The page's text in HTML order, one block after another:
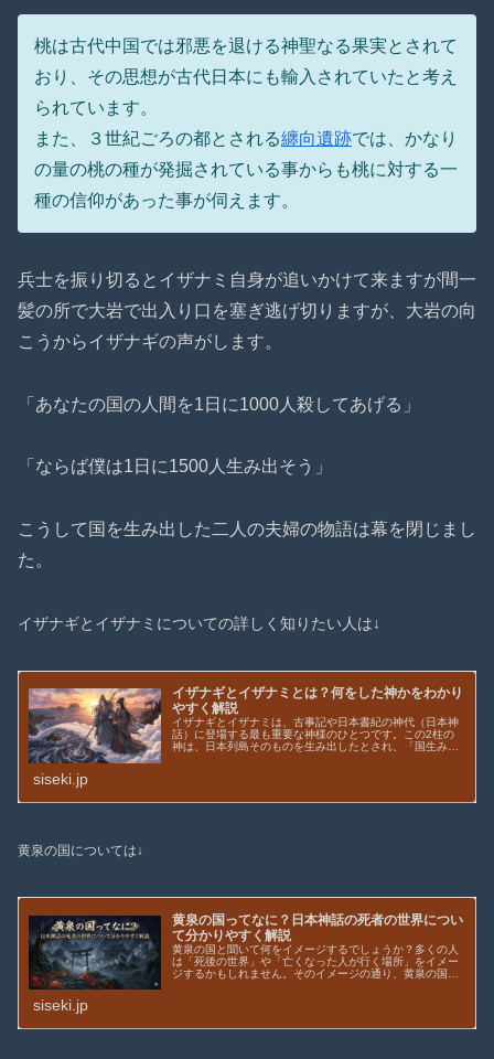
桃は古代中国では邪悪を退ける神聖なる果実とされて
おり、その思想が古代日本にも輸入されていたと考え
られています。
また、３世紀ごろの都とされる纏向遺跡では、かなり
の量の桃の種が発掘されている事からも桃に対する一
種の信仰があった事が伺えます。
兵士を振り切るとイザナミ自身が追いかけて来ますが間一
髪の所で大岩で出入り口を塞ぎ逃げ切りますが、大岩の向
こうからイザナギの声がします。
「あなたの国の人間を1日に1000人殺してあげる」
「ならば僕は1日に1500人生み出そう」
こうして国を生み出した二人の夫婦の物語は幕を閉じまし
た。
イザナギとイザナミについての詳しく知りたい人は↓
イザナギとイザナミとは？何をした神かをわかり
やすく解説
イザナギとイザナミは、古事記や日本書紀の神代（日本神
話）に登場する最も重要な神様のひとつです。この2柱の
神は、日本列島そのものを生み出したとされ、「国生み神
siseki.jp
黄泉の国については↓
黄泉の国ってなに？日本神話の死者の世界につい
て分かりやすく解説
黄泉の国と聞いて何をイメージするでしょうか？多くの人
は「死後の世界」や「亡くなった人が行く場所」をイメー
ジするかもしれません。そのイメージの通り、黄泉の国は
siseki.jp